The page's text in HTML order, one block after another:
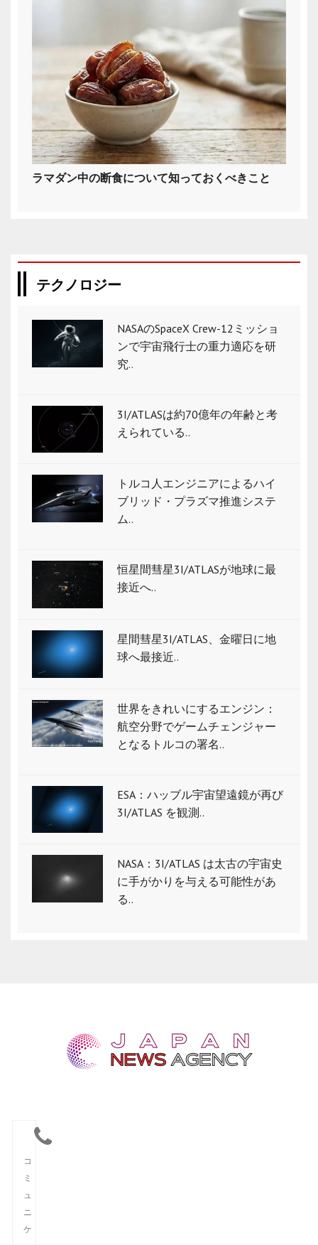
ラマダン中の断食について知っておくべきこと
テクノロジー
NASAのSpaceX Crew-12ミッショ
ンで宇宙飛行士の重力適応を研
究..
3I/ATLASは約70億年の年齢と考
えられている..
トルコ人エンジニアによるハイ
ブリッド・プラズマ推進システ
ム..
恒星間彗星3I/ATLASが地球に最
接近へ..
星間彗星3I/ATLAS、金曜日に地
球へ最接近..
世界をきれいにするエンジン：
航空分野でゲームチェンジャー
となるトルコの署名..
ESA：ハッブル宇宙望遠鏡が再び
3I/ATLAS を観測..
NASA：3I/ATLAS は太古の宇宙史
に手がかりを与える可能性があ
る..
コ
ミ
ュ
ニ
ケ